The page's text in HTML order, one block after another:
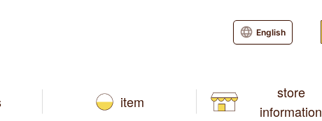
item
store
information
English